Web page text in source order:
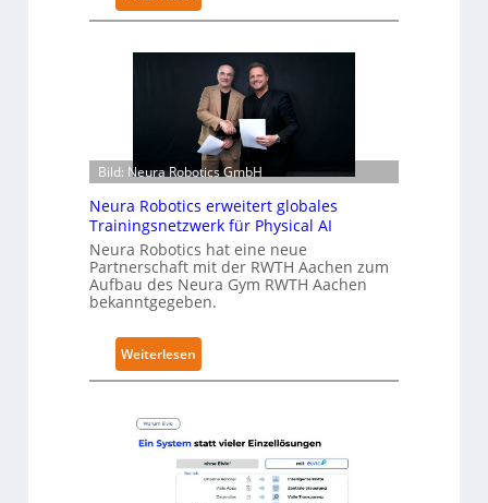
K
e
r
h
ä
l
t
S
e
c
u
r
t
L
e
Bild: Neura Robotics GmbH
Neura Robotics erweitert globales
Trainingsnetzwerk für Physical AI
Neura Robotics hat eine neue
Partnerschaft mit der RWTH Aachen zum
Aufbau des Neura Gym RWTH Aachen
bekanntgegeben.
Weiterlesen
N
r
a